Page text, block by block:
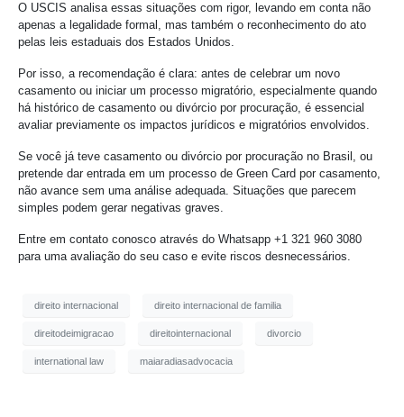
O USCIS analisa essas situações com rigor, levando em conta não
apenas a legalidade formal, mas também o reconhecimento do ato
pelas leis estaduais dos Estados Unidos.
Por isso, a recomendação é clara: antes de celebrar um novo
casamento ou iniciar um processo migratório, especialmente quando
há histórico de casamento ou divórcio por procuração, é essencial
avaliar previamente os impactos jurídicos e migratórios envolvidos.
Se você já teve casamento ou divórcio por procuração no Brasil, ou
pretende dar entrada em um processo de Green Card por casamento,
não avance sem uma análise adequada. Situações que parecem
simples podem gerar negativas graves.
Entre em contato conosco através do Whatsapp +1 321 960 3080
para uma avaliação do seu caso e evite riscos desnecessários.
direito internacional direito internacional de familia
direitodeimigracao direitointernacional divorcio
international law maiaradiasadvocacia